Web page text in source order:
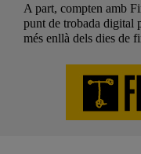
A part, compten amb
punt de trobada digital
més enllà dels dies de